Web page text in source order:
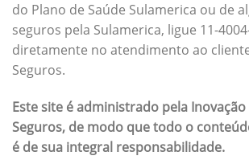
do Plano de Saúde Sulamerica ou de
seguros pela Sulamerica, ligue 11-
diretamente no atendimento ao
Seguros.
Este site é administrado pela
Seguros, de modo que todo o
é de sua integral responsabilidade.